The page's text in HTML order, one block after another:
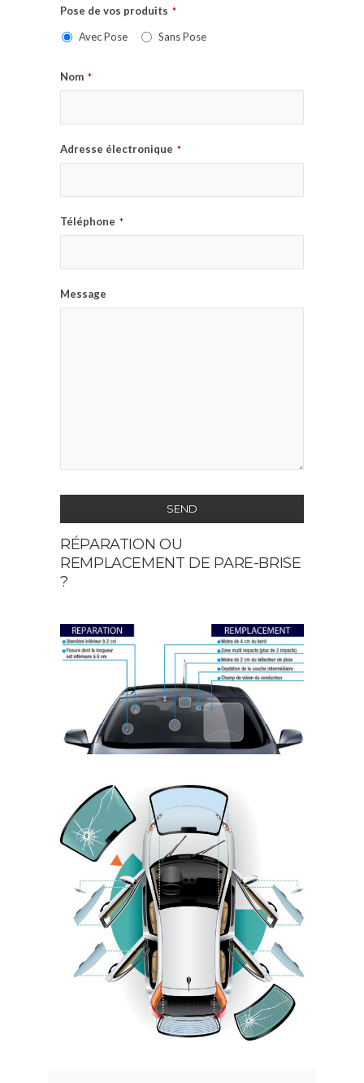
Pose de vos produits *
Avec Pose Sans Pose
Nom *
Adresse électronique *
Téléphone *
Message
SEND
This
field
should
left
blank
RÉPARATION OU
REMPLACEMENT DE PARE-BRISE
?